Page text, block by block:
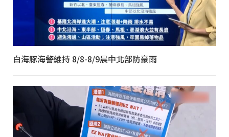
白海豚海警維持 8/8-8/9晨中北部防豪雨